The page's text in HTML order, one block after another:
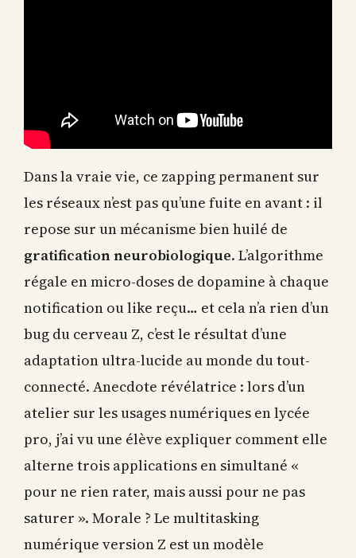
Dans la vraie vie, ce zapping permanent sur
les réseaux n’est pas qu’une fuite en avant : il
repose sur un mécanisme bien huilé de
gratification neurobiologique. L’algorithme
régale en micro-doses de dopamine à chaque
notification ou like reçu… et cela n’a rien d’un
bug du cerveau Z, c’est le résultat d’une
adaptation ultra-lucide au monde du tout-
connecté. Anecdote révélatrice : lors d’un
atelier sur les usages numériques en lycée
pro, j’ai vu une élève expliquer comment elle
alterne trois applications en simultané «
pour ne rien rater, mais aussi pour ne pas
saturer ». Morale ? Le multitasking
numérique version Z est un modèle